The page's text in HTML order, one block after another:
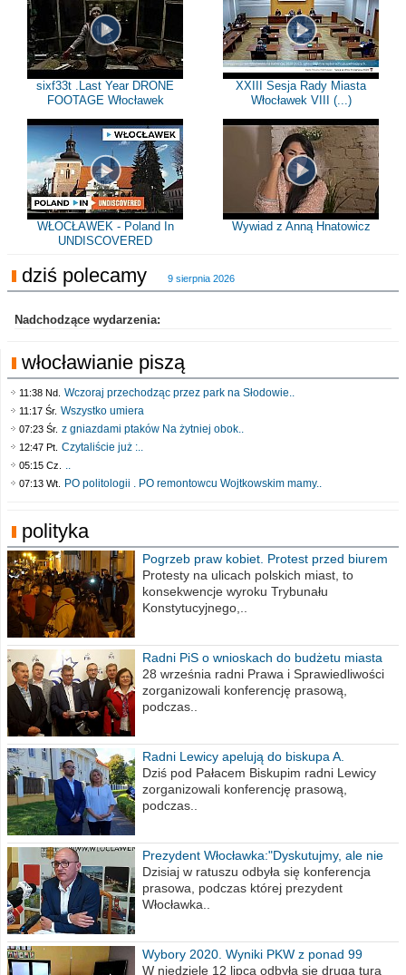
sixf33t .Last Year DRONE
FOOTAGE Włocławek
XXIII Sesja Rady Miasta
Włocławek VIII (...)
WŁOCŁAWEK - Poland In
UNDISCOVERED
Wywiad z Anną Hnatowicz
dziś polecamy 9 sierpnia 2026
Nadchodzące wydarzenia:
włocławianie piszą
11:38 Nd. Wczoraj przechodząc przez park na Słodowie..
11:17 Śr. Wszystko umiera
07:23 Śr. z gniazdami ptaków Na żytniej obok..
12:47 Pt. Czytaliście już :..
05:15 Cz. ..
07:13 Wt. PO politologii . PO remontowcu Wojtkowskim mamy..
polityka
Pogrzeb praw kobiet. Protest przed biurem
poselskim PiS
Protesty na ulicach polskich miast, to
konsekwencje wyroku Trybunału
Konstytucyjnego,..
Radni PiS o wnioskach do budżetu miasta
na 2021 rok
28 września radni Prawa i Sprawiedliwości
zorganizowali konferencję prasową,
podczas..
Radni Lewicy apelują do biskupa A.
Wiesława Meringa
Dziś pod Pałacem Biskupim radni Lewicy
zorganizowali konferencję prasową,
podczas..
Prezydent Włocławka:"Dyskutujmy, ale nie
obrażajmy się”
Dzisiaj w ratuszu odbyła się konferencja
prasowa, podczas której prezydent
Włocławka..
Wybory 2020. Wyniki PKW z ponad 99
procent obwodów
W niedzielę 12 lipca odbyła się druga tura